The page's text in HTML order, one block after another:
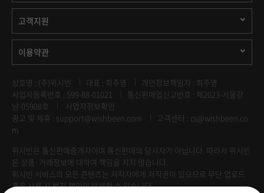
고객지원
이용약관
상호명 : (주)위시빈 대표 : 최주영
개인정보책임자 : 최주영
사업자등록번호 : 599-88-01021
통신판매업신고번호 : 제2023-서울강
남-05908호
사업자정보확인
광고 및 제휴 : support@wishbeen.com
고객센터 : cs@wishbeen.co
m
위시빈은 통신판매중개자이며 통신판매의 당사자가 아닙니다. 따라서 위시빈
은 상품·거래정보에 대하여 책임을 지지 않습니다.
위시빈 서비스의 모든 콘텐츠는 저작자에게 저작권이 있으므로 무단 업로드
혹은 사용 시 법적 책임이 발생할 수 있습니다.